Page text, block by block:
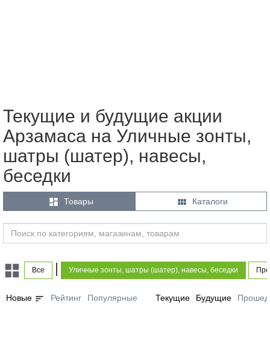
Текущие и будущие акции
Арзамаса на Уличные зонты,
шатры (шатер), навесы,
беседки
 Товары  Каталоги
Все Уличные зонты, шатры (шатер), навесы, беседки
Новые sort Рейтинг Популярные Текущие Будущие